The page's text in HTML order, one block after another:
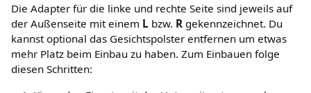
Die Adapter für die linke und rechte Seite sind jeweils auf
der Außenseite mit einem L bzw. R gekennzeichnet. Du
kannst optional das Gesichtspolster entfernen um etwas
mehr Platz beim Einbau zu haben. Zum Einbauen folge
diesen Schritten: